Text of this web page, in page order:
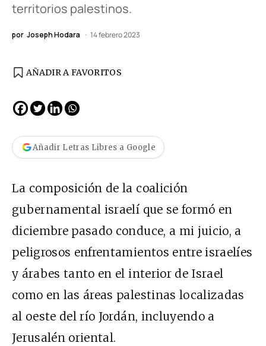
territorios palestinos.
por Joseph Hodara 14 febrero 2023
AÑADIR A FAVORITOS
Añadir Letras Libres a Google
La composición de la coalición
gubernamental israelí que se formó en
diciembre pasado conduce, a mi juicio, a
peligrosos enfrentamientos entre israelíes
y árabes tanto en el interior de Israel
como en las áreas palestinas localizadas
al oeste del río Jordán, incluyendo a
Jerusalén oriental.